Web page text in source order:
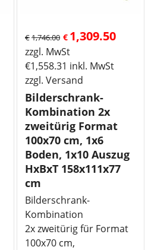
€1,746.00 € 1,309.50
zzgl. MwSt
€1,558.31 inkl. MwSt
zzgl. Versand
Bilderschrank-
Kombination 2x
zweitürig Format
100x70 cm, 1x6
Boden, 1x10 Auszug
HxBxT 158x111x77
cm
Bilderschrank-
Kombination
2x zweitürig für Format
100x70 cm,